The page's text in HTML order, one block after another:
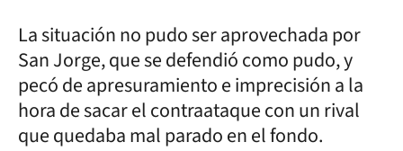
La situación no pudo ser aprovechada por
San Jorge, que se defendió como pudo, y
pecó de apresuramiento e imprecisión a la
hora de sacar el contraataque con un rival
que quedaba mal parado en el fondo.